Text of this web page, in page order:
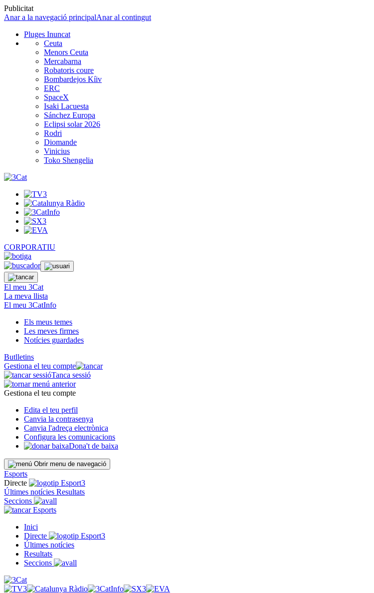
Publicitat
Anar a la navegació principalAnar al contingut
Pluges Inuncat
Ceuta
Menors Ceuta
Mercabarna
Robatoris coure
Bombardejos Kíiv
ERC
SpaceX
Isaki Lacuesta
Sánchez Europa
Eclipsi solar 2026
Rodri
Diomande
Vinicius
Toko Shengelia
CORPORATIU
El meu 3Cat
La meva llista
El meu 3CatInfo
Els meus temes
Les meves firmes
Notícies guardades
Butlletins
Gestiona el teu compte
Tanca sessió
Gestiona el teu compte
Edita el teu perfil
Canvia la contrasenya
Canvia l'adreça electrònica
Configura les comunicacions
Dona't de baixa
Obrir menu de navegació
Esports
Directe
Últimes notícies Resultats
Seccions
Esports
Inici
Directe
Últimes notícies
Resultats
Seccions